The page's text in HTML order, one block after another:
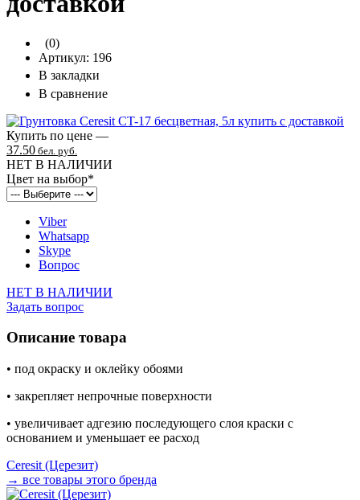
(0)
Артикул: 196
В закладки
В сравнение
Купить по цене —
37.50 бел. руб.
НЕТ В НАЛИЧИИ
Цвет на выбор*
Viber
Whatsapp
Skype
Вопрос
НЕТ В НАЛИЧИИ
Задать вопрос
Описание товара
• под окраску и оклейку обоями
• закрепляет непрочные поверхности
• увеличивает адгезию последующего слоя краски с
основанием и уменьшает ее расход
Ceresit (Церезит)
→ все товары этого бренда